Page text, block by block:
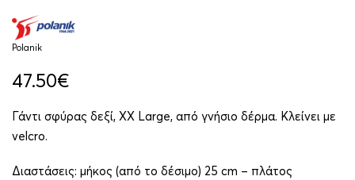
Polanik
47.50€
Γάντι σφύρας δεξί, XX Large, από γνήσιο δέρμα. Κλείνει με
velcro.
Διαστάσεις: μήκος (από το δέσιμο) 25 cm – πλάτος